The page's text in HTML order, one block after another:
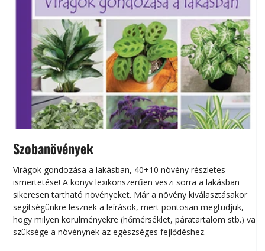
Szobanövények
Virágok gondozása a lakásban, 40+10 növény részletes
ismertetése! A könyv lexikonszerűen veszi sorra a lakásban
sikeresen tart­ha­tó növényeket. Már a növény kiválasztásakor
segítségünkre lesznek a leírások, mert pontosan megtudjuk,
hogy milyen körülményekre (hőmérséklet, páratartalom stb.) van
szüksége a növénynek az egészséges fejlődéshez.